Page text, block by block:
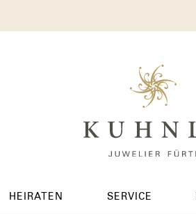
HEIRATEN SERVICE